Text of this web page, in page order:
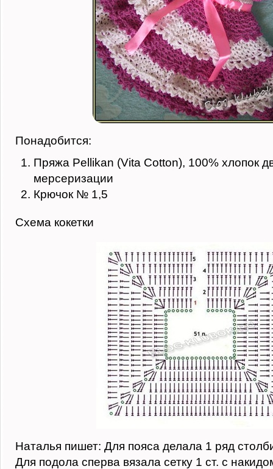
Понадобится:
Пряжа Pellikan (Vita Cotton), 100% хлопок
мерсеризации
Крючок № 1,5
Схема кокетки
Наталья пишет: Для пояса делала 1 ряд
Для подола сперва вязала сетку 1 ст. с